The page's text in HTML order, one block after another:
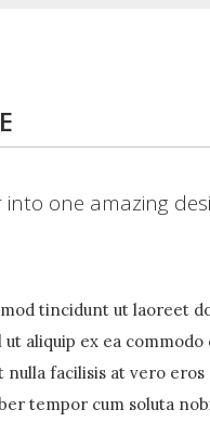
one amazing
tincidunt ut laoreet
aliquip ex ea commodo
facilisis at vero
tempor cum soluta